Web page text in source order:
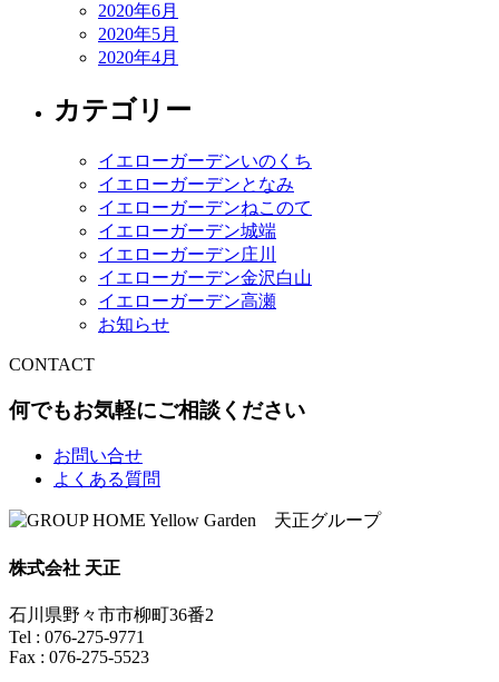
2020年6月
2020年5月
2020年4月
カテゴリー
イエローガーデンいのくち
イエローガーデンとなみ
イエローガーデンねこのて
イエローガーデン城端
イエローガーデン庄川
イエローガーデン金沢白山
イエローガーデン高瀬
お知らせ
CONTACT
何でもお気軽にご相談ください
お問い合せ
よくある質問
株式会社 天正
石川県野々市市柳町36番2
Tel : 076-275-9771
Fax : 076-275-5523